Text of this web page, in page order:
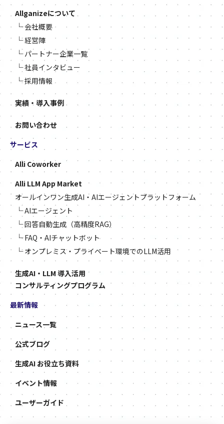
Allganizeについて
└ 会社概要
└経営陣
└ パートナー企業一覧
└社員インタビュー
└採用情報
実績・導入事例
お問い合わせ
サービス
Alli Coworker
Alli LLM App Market
オールインワン生成AI・AIエージェントプラットフォーム
└AIエージェント
└回答自動生成（高精度RAG）
└ FAQ・AIチャットボット
└ オンプレミス・プライベート環境でのLLM活用
生成AI・LLM 導入活用
コンサルティングプログラム
最新情報
ニュース一覧
公式ブログ
生成AI お役立ち資料
イベント情報
ユーザーガイド